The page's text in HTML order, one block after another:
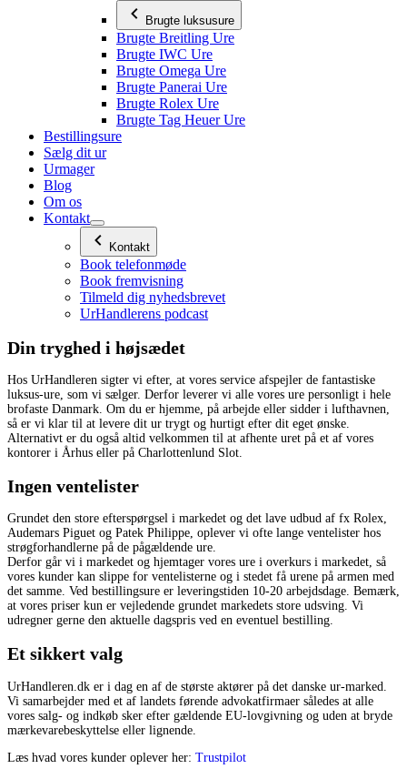
Brugte luksusure
Brugte Breitling Ure
Brugte IWC Ure
Brugte Omega Ure
Brugte Panerai Ure
Brugte Rolex Ure
Brugte Tag Heuer Ure
Bestillingsure
Sælg dit ur
Urmager
Blog
Om os
Kontakt
Kontakt
Book telefonmøde
Book fremvisning
Tilmeld dig nyhedsbrevet
UrHandlerens podcast
Din tryghed i højsædet
Hos UrHandleren sigter vi efter, at vores service afspejler de fantastiske
luksus-ure, som vi sælger. Derfor leverer vi alle vores ure personligt i hele
brofaste Danmark. Om du er hjemme, på arbejde eller sidder i lufthavnen,
så er vi klar til at levere dit ur trygt og hurtigt efter dit eget ønske.
Alternativt er du også altid velkommen til at afhente uret på et af vores
kontorer i Århus eller på Charlottenlund Slot.
Ingen ventelister
Grundet den store efterspørgsel i markedet og det lave udbud af fx Rolex,
Audemars Piguet og Patek Philippe, oplever vi ofte lange ventelister hos
strøgforhandlerne på de pågældende ure.
Derfor går vi i markedet og hjemtager vores ure i overkurs i markedet, så
vores kunder kan slippe for ventelisterne og i stedet få urene på armen med
det samme. Ved bestillingsure er leveringstiden 10-20 arbejdsdage. Bemærk,
at vores priser kun er vejledende grundet markedets store udsving. Vi
udregner gerne den aktuelle dagspris ved en eventuel bestilling.
Et sikkert valg
UrHandleren.dk er i dag en af de største aktører på det danske ur-marked.
Vi samarbejder med et af landets førende advokatfirmaer således at alle
vores salg- og indkøb sker efter gældende EU-lovgivning og uden at bryde
mærkevarebeskyttelse eller lignende.
Læs hvad vores kunder oplever her: Trustpilot